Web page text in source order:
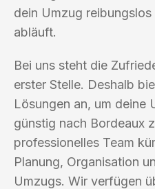
dein Umzug
abläuft.
Bei uns steht die
erster Stelle. Deshalb
Lösungen an, um deine
günstig nach Bordeaux
professionelles Team
Planung, Organisation
Umzugs. Wir verfügen